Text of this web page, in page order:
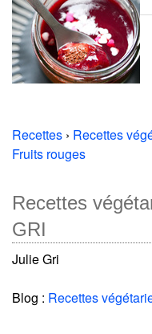
Recettes › Recettes
Fruits rouges
Recettes
GRI
Julie Gri
Blog : Recettes